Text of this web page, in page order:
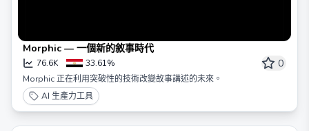
Morphic — 一個新的敘事時代
76.6K 33.61% 0
Morphic 正在利用突破性的技術改變故事講述的未來。
AI 生產力工具